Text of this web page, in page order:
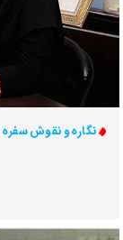
نگاره و نقوش سفره